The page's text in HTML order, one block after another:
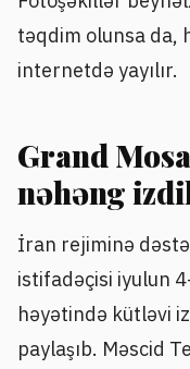
təqdim olunsa da,
internetdə yayılır.
Grand
nəhəng
İran rejiminə
istifadəçisi iyulun
həyətində kütləvi
paylaşıb. Məscid